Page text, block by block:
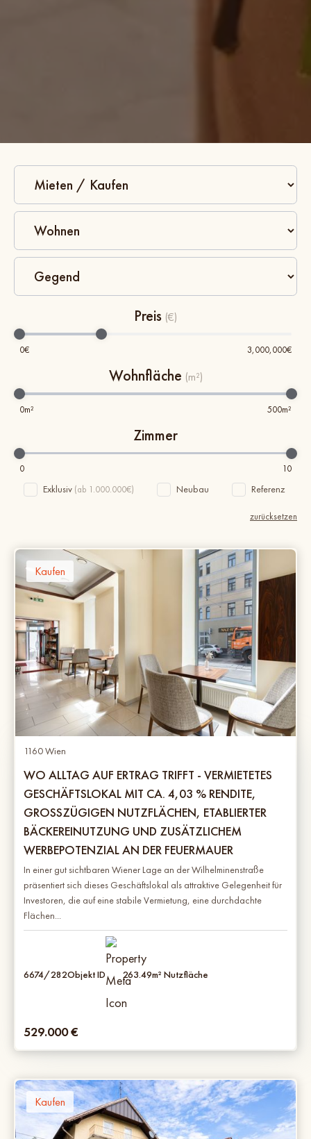
Preis (€)
0€ 3,000,000€
Wohnfläche (m²)
0m² 500m²
Zimmer
0 10
Exklusiv (ab 1.000.000€) Neubau Referenz
zurücksetzen
Kaufen
1160 Wien
WO ALLTAG AUF ERTRAG TRIFFT - VERMIETETES
GESCHÄFTSLOKAL MIT CA. 4,03 % RENDITE,
GROSSZÜGIGEN NUTZFLÄCHEN, ETABLIERTER B
ÄCKEREINUTZUNG UND ZUSÄTZLICHEM W
ERBEPOTENZIAL AN DER FEUERMAUER
In einer gut sichtbaren Wiener Lage an der Wilhelminenstraße
präsentiert sich dieses Geschäftslokal als attraktive Gelegenheit für
Investoren, die auf eine stabile Vermietung, eine durchdachte
Flächen...
6674/282Objekt ID 263.49m² Nutzfläche
529.000€
Kaufen